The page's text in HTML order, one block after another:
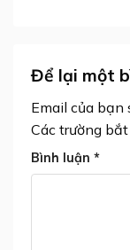
Để lại một
Email của bạn
Các trường
Bình luận *